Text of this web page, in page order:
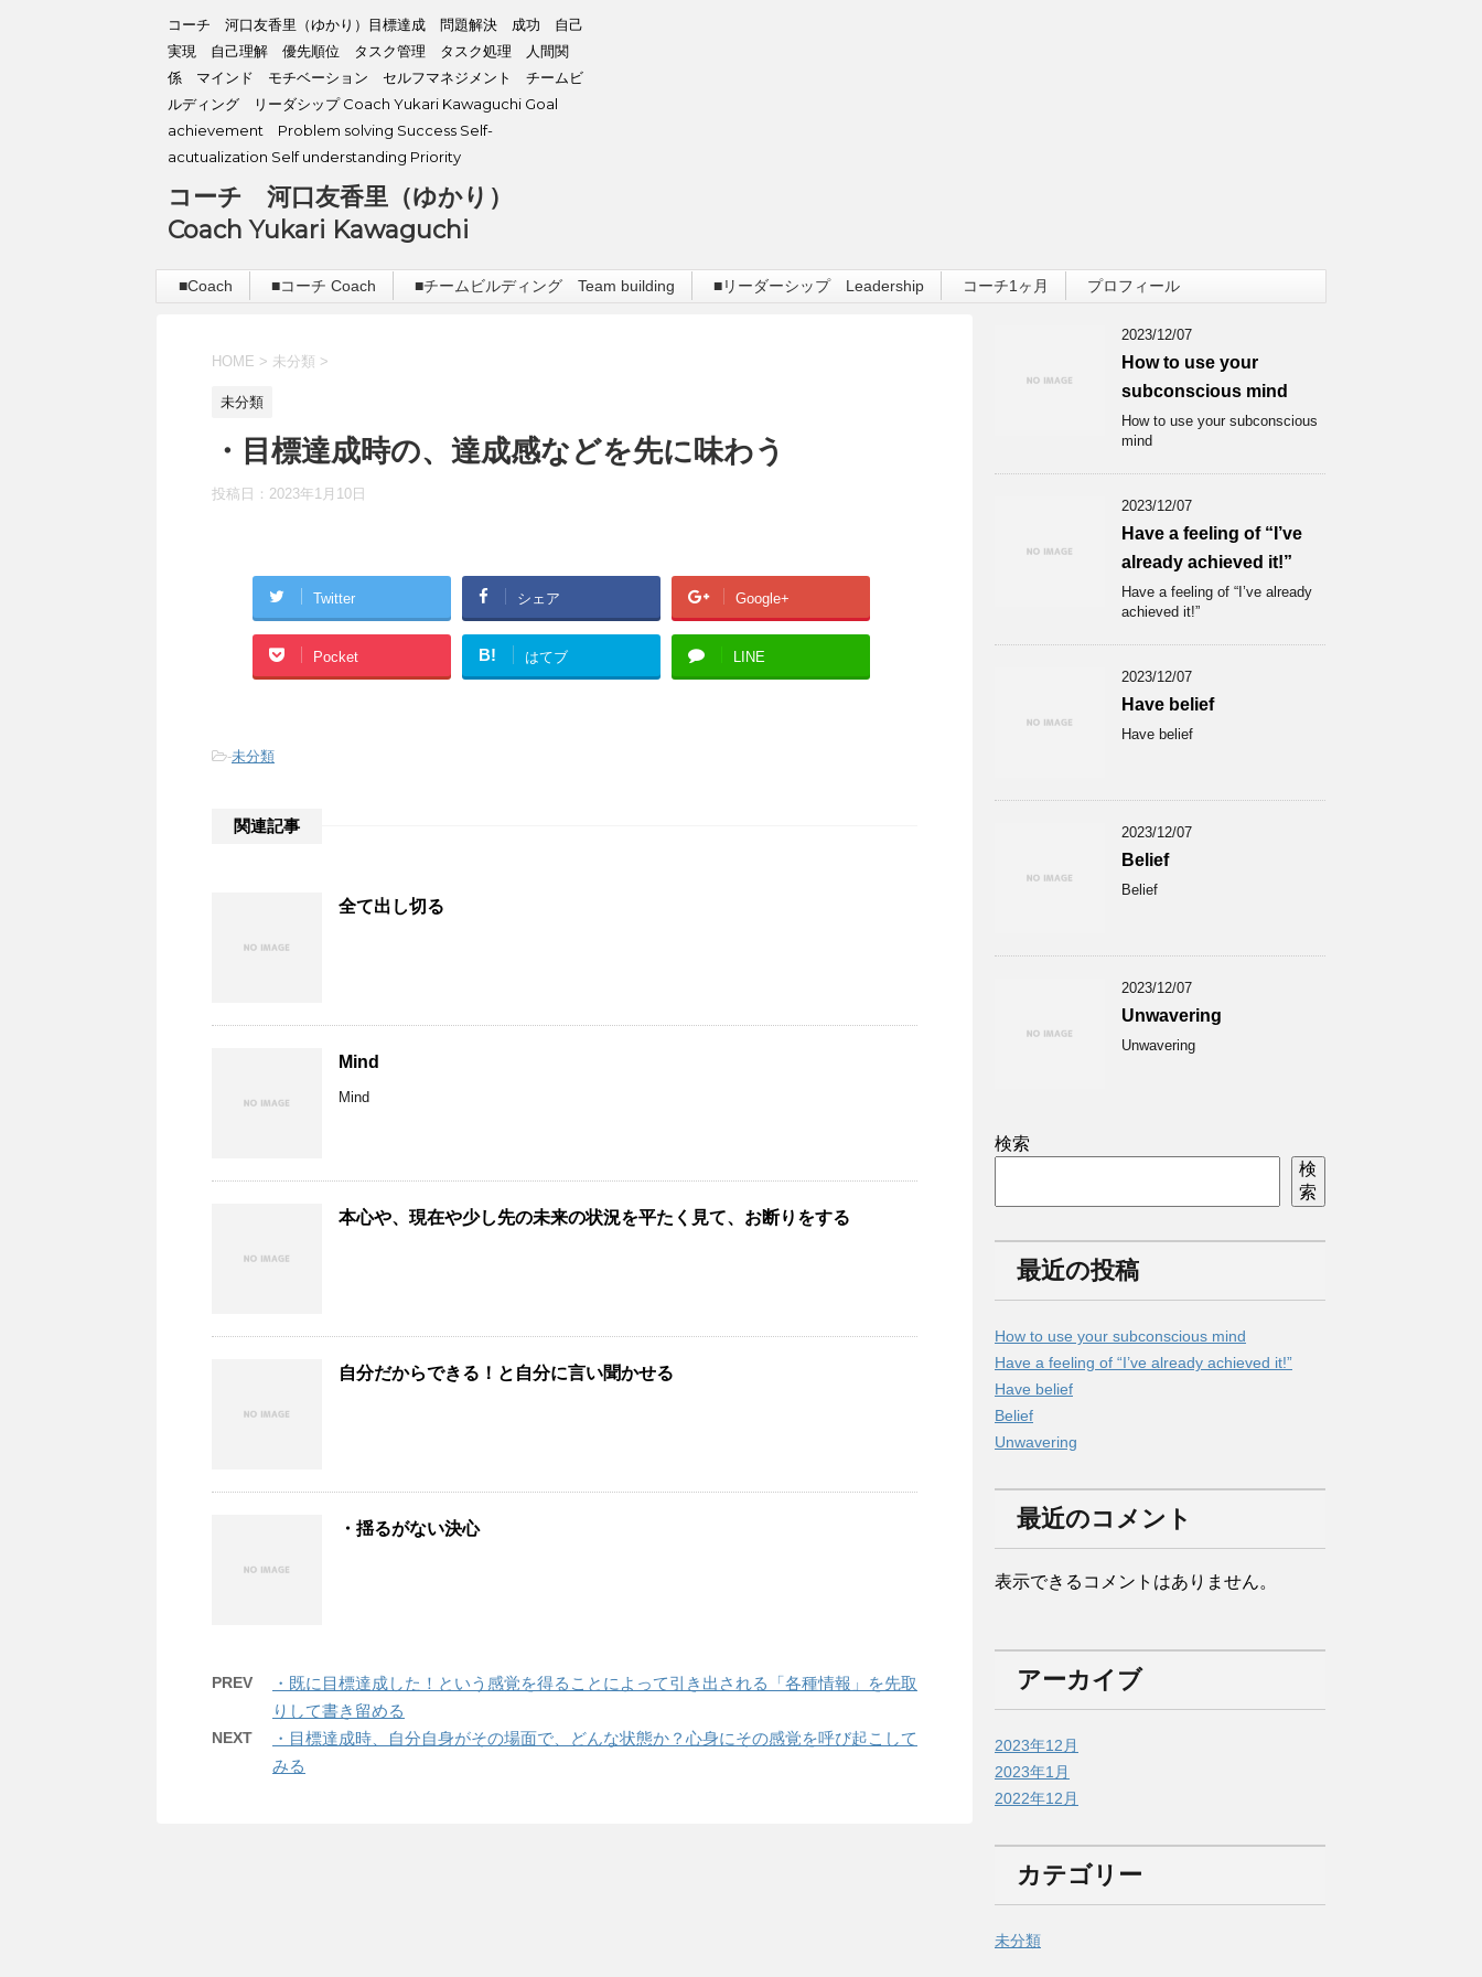
コーチ 河口友香里（ゆかり）目標達成 問題解決 成功 自己
実現 自己理解 優先順位 タスク管理 タスク処理 人間関
係 マインド モチベーション セルフマネジメント チームビ
ルディング リーダシップ Coach Yukari Kawaguchi Goal
achievement Problem solving Success Self-
acutualization Self understanding Priority
コーチ 河口友香里（ゆかり）
Coach Yukari Kawaguchi
■Coach ■コーチ Coach ■チームビルディング Team building ■リーダーシップ Leadership コーチ1ヶ月 プロフィール
HOME > 未分類 >
未分類
・目標達成時の、達成感などを先に味わう
投稿日： 2023年1月10日
Twitter シェア Google+
Pocket B! はてブ LINE
-未分類
関連記事
全て出し切る
Mind
Mind
本心や、現在や少し先の未来の状況を平たく見て、お断りをする
自分だからできる！と自分に言い聞かせる
・揺るがない決心
PREV
・既に目標達成した！という感覚を得ることによって引き出される「各種情報」を先取
りして書き留める
NEXT
・目標達成時、自分自身がその場面で、どんな状態か？心身にその感覚を呼び起こして
みる
2023/12/07
How to use your
subconscious mind
How to use your subconscious
mind
2023/12/07
Have a feeling of “I’ve
already achieved it!”
Have a feeling of “I’ve already
achieved it!”
2023/12/07
Have belief
Have belief
2023/12/07
Belief
Belief
2023/12/07
Unwavering
Unwavering
検索
検
索
最近の投稿
How to use your subconscious mind
Have a feeling of “I’ve already achieved it!”
Have belief
Belief
Unwavering
最近のコメント
表示できるコメントはありません。
アーカイブ
2023年12月
2023年1月
2022年12月
カテゴリー
未分類